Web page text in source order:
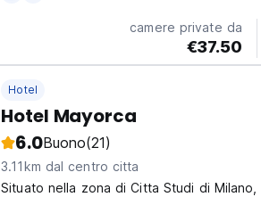
camere private da
€37.50
Hotel
Hotel Mayorca
6.0Buono(21)
3.11km dal centro citta
Situato nella zona di Citta Studi di